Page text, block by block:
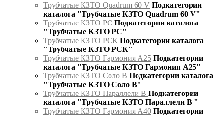
Трубчатые КЗТО Quadrum 60 V Подкатегории
каталога "Трубчатые КЗТО Quadrum 60 V"
Трубчатые КЗТО РС Подкатегории каталога
"Трубчатые КЗТО РС"
Трубчатые КЗТО РСК Подкатегории каталога
"Трубчатые КЗТО РСК"
Трубчатые КЗТО Гармония А25 Подкатегории
каталога "Трубчатые КЗТО Гармония А25"
Трубчатые КЗТО Соло В Подкатегории каталога
"Трубчатые КЗТО Соло В"
Трубчатые КЗТО Параллели В Подкатегории
каталога "Трубчатые КЗТО Параллели В "
Трубчатые КЗТО Гармония А40 Подкатегории